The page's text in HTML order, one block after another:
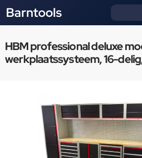
Barntools
HBM professional deluxe
werkplaatssysteem, 16-